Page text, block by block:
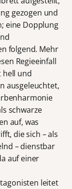
gezogen und
eine Dopplung
folgend. Mehr
Regieeinfall
hell und
ausgeleuchtet,
schwarze
auf, was
die sich – als
– dienstbar
auf einer
leitet